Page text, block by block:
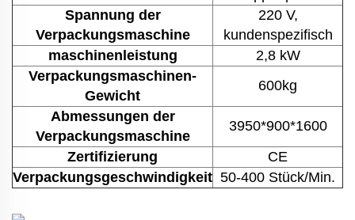
Spannung der
Verpackungsmaschine
220 V,
kundenspezifisch
maschinenleistung
2,8 kW
Verpackungsmaschinen-
Gewicht
600kg
Abmessungen der
Verpackungsmaschine
3950*900*1600
Zertifizierung
CE
Verpackungsgeschwindigkeit 50-400 Stück/Min.